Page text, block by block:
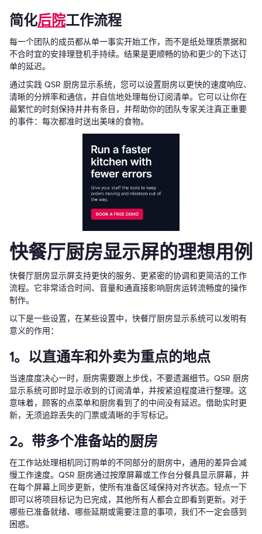
简化后院工作流程
每一个团队的成员都从单一事实开始工作，而不是纸处理质票据和
不合时宜的安排理登机手持续。结果是更顺畅的协和更少的下达订
单的延迟。
通过实践 QSR 厨房显示系统，您可以设置厨房以更快的速度响应、
清晰的分辨率和通信，并自信地处理每份订阅清单。它可以让你在
最繁忙的时刻保持井井有条目，并帮助你的团队专家关注真正重要
的事件：每次都准时送出美味的食物。
快餐厅厨房显示屏的理想用例
快餐厅厨房显示屏支持更快的服务、更紧密的协调和更简洁的工作
流程。它非常适合时间、音量和通直接影响厨房运转流畅度的操作
制作。
以下是一些设置，在某些设置中，快餐厅厨房显示系统可以发明有
意义的作用：
1。以直通车和外卖为重点的地点
当速度度决心一时，厨房需要跟上步伐，不要遗漏细节。QSR 厨房
显示系统可即时显示收到的订阅清单，并按紧迫程度进行整理。这
意味着，顾客的点菜单和厨房看到了的中间没有延迟。借助实时更
新，无须追踪丢失的门票或清晰的手写标记。
2。带多个准备站的厨房
在工作站处理相机同订购单的不同部分的厨房中，通用的差异会减
慢工作速度。QSR 厨房通过按摩屏幕或工作台分餐具显示屏幕，并
在每个屏幕上同步更新，使所有准备区域保持对齐状态。轻点一下
即可以将项目标记为已完成，其他所有人都会立即看到更新。对于
哪些已准备就绪、哪些延期或需要注意的事项，我们不一定会感到
困惑。